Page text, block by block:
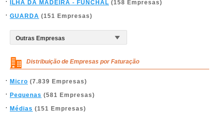
ILHA DA MADEIRA - FUNCHAL (158 Empresas)
GUARDA (151 Empresas)
Distribuição de Empresas por Faturação
Micro (7.839 Empresas)
Pequenas (581 Empresas)
Médias (151 Empresas)